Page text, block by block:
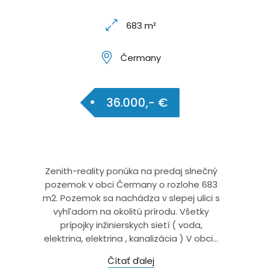
683 m²
Čermany
36.000,- €
Zenith-reality ponúka na predaj slnečný
pozemok v obci Čermany o rozlohe 683
m2. Pozemok sa nachádza v slepej ulici s
vyhľadom na okolitú prírodu. Všetky
prípojky inžinierskych sietí ( voda,
elektrina, elektrina , kanalizácia ) V obci...
Čítať ďalej